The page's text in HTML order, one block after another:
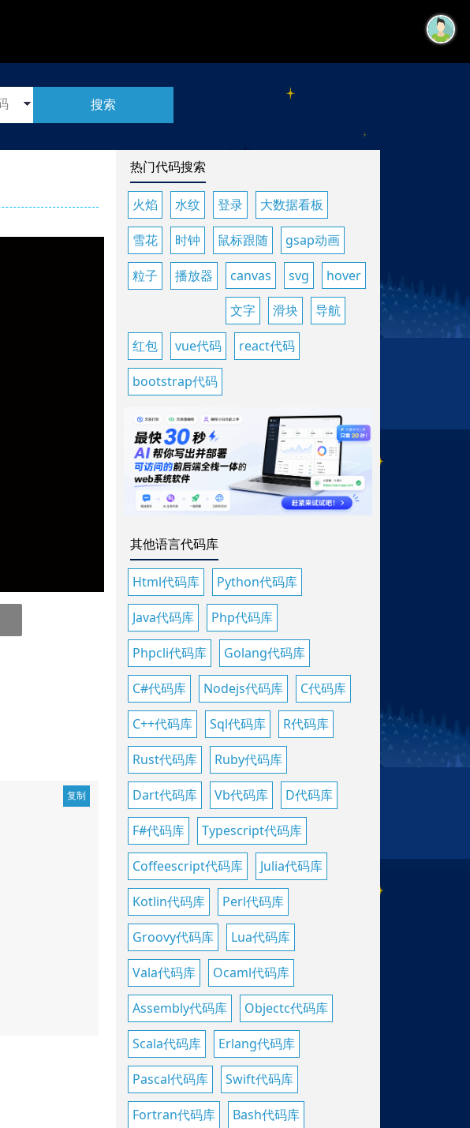
搜索
热门代码搜索
火焰 水纹 登录 大数据看板
雪花 时钟 鼠标跟随 gsap动画
粒子 播放器 canvas svg
hover
文字
滑块 导航
红包 vue代码 react代码
bootstrap代码
其他语言代码库
Html代码库 Python代码库
Java代码库 Php代码库
Phpcli代码库 Golang代码库
C#代码库 Nodejs代码库 C代码库
C++代码库 Sql代码库 R代码库
Rust代码库 Ruby代码库
Dart代码库 Vb代码库 D代码库
F#代码库 Typescript代码库
Coffeescript代码库 Julia代码库
Kotlin代码库 Perl代码库
Groovy代码库 Lua代码库
Vala代码库 Ocaml代码库
Assembly代码库 Objectc代码库
Scala代码库 Erlang代码库
Pascal代码库 Swift代码库
Fortran代码库 Bash代码库